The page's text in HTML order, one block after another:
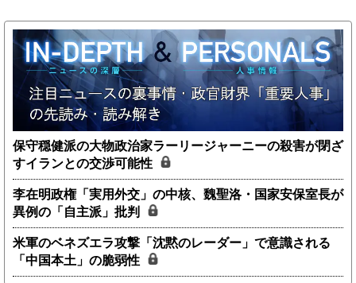
保守穏健派の大物政治家ラーリージャーニーの殺害が閉ざ
すイランとの交渉可能性
李在明政権「実用外交」の中核、魏聖洛・国家安保室長が
異例の「自主派」批判
米軍のベネズエラ攻撃「沈黙のレーダー」で意識される
「中国本土」の脆弱性